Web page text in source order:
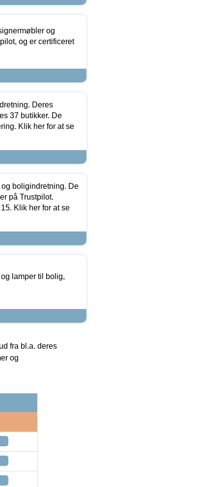
og
og er certificeret
Deres
37 butikker. De
Klik her for at se
boligindretning. De
på Trustpilot.
Klik her for at se
lamper til bolig,
fra bl.a. deres
og